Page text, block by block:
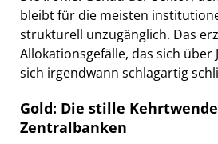
bleibt für die meisten
strukturell unzugänglich. Das
Allokationsgefälle, das sich über
sich irgendwann schlagartig
Gold: Die stille
Zentralbanken